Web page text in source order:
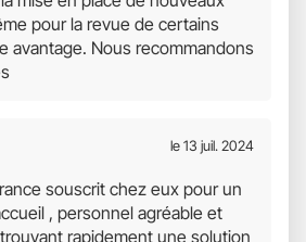
pour la revue de certains
avantage. Nous recommandons
le 13 juil. 2024
souscrit chez eux pour un
, personnel agréable et
rapidement une solution